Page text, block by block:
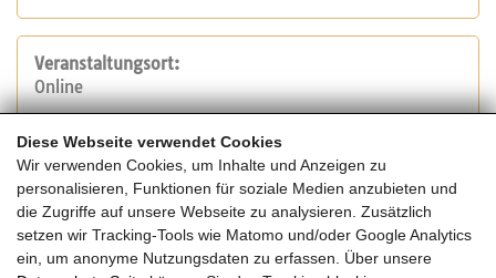
Diese Webseite verwendet Cookies
Wir verwenden Cookies, um Inhalte und Anzeigen zu
personalisieren, Funktionen für soziale Medien anzubieten und
die Zugriffe auf unsere Webseite zu analysieren. Zusätzlich
setzen wir Tracking-Tools wie Matomo und/oder Google Analytics
ein, um anonyme Nutzungsdaten zu erfassen. Über unsere
Veranstaltungsort:
Online
Veranstalter:
WIEHAG Holding GmbH
Tel.: +43 7723 465 0
E-Mail:office@wiehag.com
Website